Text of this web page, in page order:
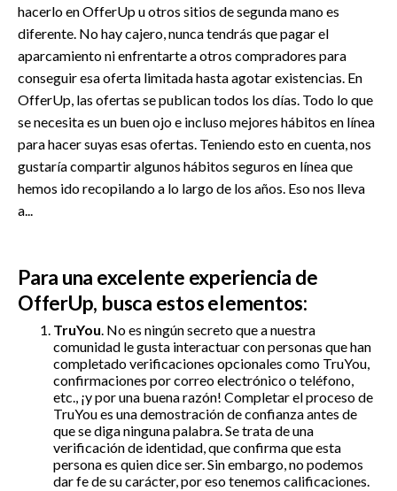
hacerlo en OfferUp u otros sitios de segunda mano es
diferente. No hay cajero, nunca tendrás que pagar el
aparcamiento ni enfrentarte a otros compradores para
conseguir esa oferta limitada hasta agotar existencias. En
OfferUp, las ofertas se publican todos los días. Todo lo que
se necesita es un buen ojo e incluso mejores hábitos en línea
para hacer suyas esas ofertas. Teniendo esto en cuenta, nos
gustaría compartir algunos hábitos seguros en línea que
hemos ido recopilando a lo largo de los años. Eso nos lleva
a...
Para una excelente experiencia de
OfferUp, busca estos elementos:
TruYou. No es ningún secreto que a nuestra
comunidad le gusta interactuar con personas que han
completado verificaciones opcionales como TruYou,
confirmaciones por correo electrónico o teléfono,
etc., ¡y por una buena razón! Completar el proceso de
TruYou es una demostración de confianza antes de
que se diga ninguna palabra. Se trata de una
verificación de identidad, que confirma que esta
persona es quien dice ser. Sin embargo, no podemos
dar fe de su carácter, por eso tenemos calificaciones.